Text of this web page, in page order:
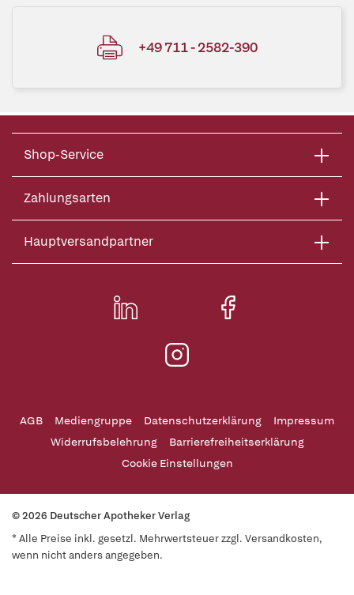
+49 711 - 2582-390
Shop-Service
Zahlungsarten
Hauptversandpartner
AGB Mediengruppe Datenschutzerklärung
Impressum
Widerrufsbelehrung
Barrierefreiheitserklärung
Cookie Einstellungen
© 2026 Deutscher Apotheker Verlag
* Alle Preise inkl. gesetzl. Mehrwertsteuer zzgl. Versandkosten,
wenn nicht anders angegeben.